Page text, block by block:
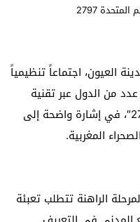
جمالية المدينة
فارقة، عقدت رابطة أنصار الحكم الذاتي، يوم الخميس 13 نونبر 2025 بمدينة العيون، اجتماعاً تنظيمياً
من الدول عبر تقنية
الاتصال عن بعد. وجاء اللقاء تحت شعار “المجتمع المدني في قلب تنزيل القرار الأممي 2797″، في إشارة واضحة إلى
المغربية.
في ضوء القرار الأممي 2797، مؤكدين أن المرحلة الراهنة تتطلب تعبئة